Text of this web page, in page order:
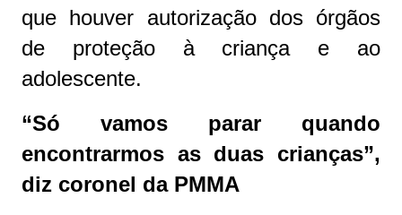
que houver autorização dos órgãos
de proteção à criança e ao
adolescente.
“Só vamos parar quando
encontrarmos as duas crianças”,
diz coronel da PMMA